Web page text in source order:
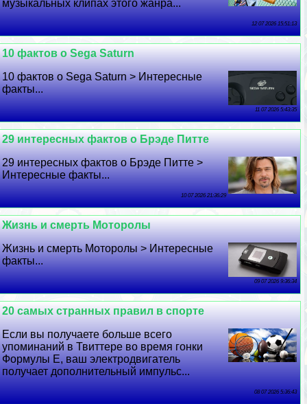
музыкальных клипах этого жанра...
12 07 2026 15:51:13
10 фактов о Sega Saturn
10 фактов о Sega Saturn > Интересные
факты...
11 07 2026 5:43:35
29 интересных фактов о Брэде Питте
29 интересных фактов о Брэде Питте >
Интересные факты...
10 07 2026 21:36:29
Жизнь и cмepть Моторолы
Жизнь и cмepть Моторолы > Интересные
факты...
09 07 2026 9:36:34
20 самых странных правил в спорте
Если вы получаете больше всего
упоминаний в Твиттере во время гонки
Формулы E, ваш электродвигатель
получает дополнительный импульс...
08 07 2026 5:36:43